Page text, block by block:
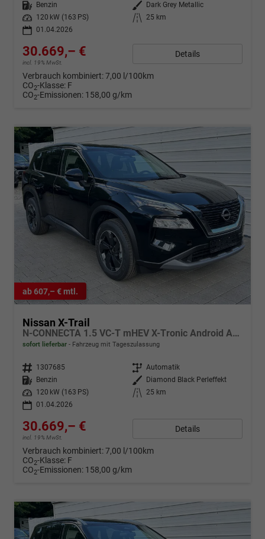
Kraftstoff
Benzin Außenfarbe
Dark Grey Metallic
Leistung
120 kW (163 PS) Kilometerstand
25 km
01.04.2026
30.669,– €
incl. 19% MwSt.
Details
Verbrauch kombiniert:7,00 l/100km
CO2-Klasse: F
CO2-Emissionen: 158,00 g/km
ab 607,– € mtl.
Nissan X-Trail
N-CONNECTA 1.5 VC-T mHEV X-Tronic Android Auto*Navi*SHZ*3Z Klimaauto*360°*ACC*E-Heck
sofort lieferbar Fahrzeug mit Tageszulassung
Fahrzeugnr. 1307685 Getriebe Automatik
Kraftstoff
Benzin Außenfarbe
Diamond Black Perleffekt
Leistung
120 kW (163 PS) Kilometerstand
25 km
01.04.2026
30.669,– €
incl. 19% MwSt.
Details
Verbrauch kombiniert:7,00 l/100km
CO2-Klasse: F
CO2-Emissionen: 158,00 g/km